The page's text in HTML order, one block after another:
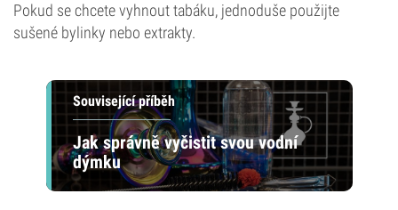
Pokud se chcete vyhnout tabáku, jednoduše použijte
sušené bylinky nebo extrakty.
Související příběh
Jak správně vyčistit svou vodní
dýmku